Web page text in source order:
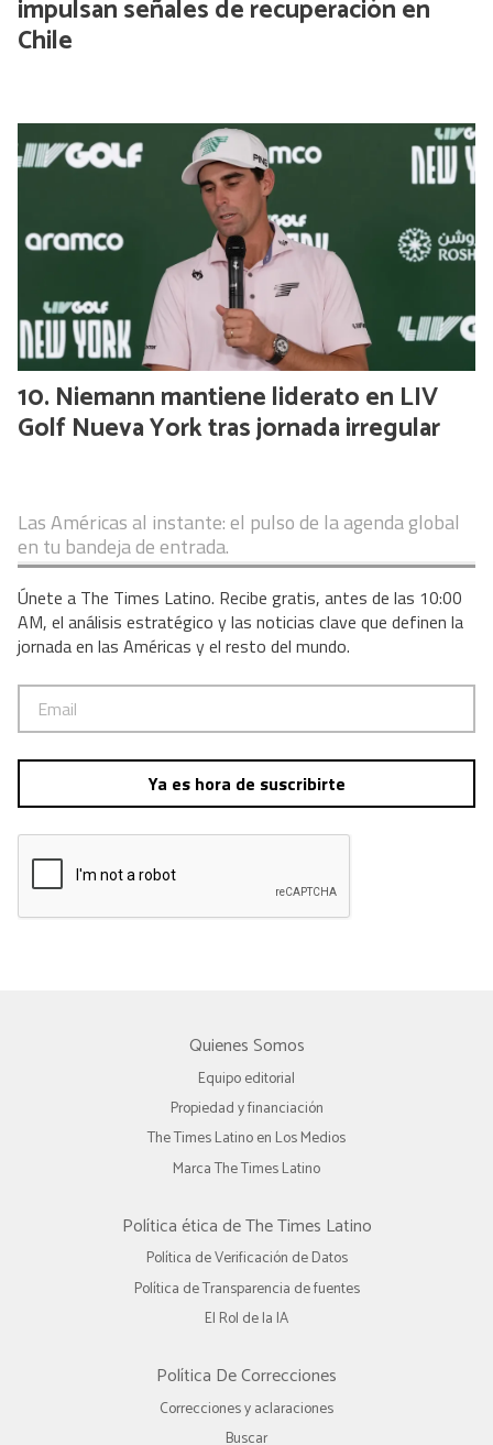
impulsan señales de recuperación en
Chile
Niemann mantiene liderato en LIV
Golf Nueva York tras jornada irregular
Las Américas al instante: el pulso de la agenda global
en tu bandeja de entrada.
Únete a The Times Latino. Recibe gratis, antes de las 10:00
AM, el análisis estratégico y las noticias clave que definen la
jornada en las Américas y el resto del mundo.
Ya es hora de suscribirte
Quienes Somos
Equipo editorial
Propiedad y financiación
The Times Latino en Los Medios
Marca The Times Latino
Política ética de The Times Latino
Política de Verificación de Datos
Política de Transparencia de fuentes
El Rol de la IA
Política De Correcciones
Correcciones y aclaraciones
Buscar